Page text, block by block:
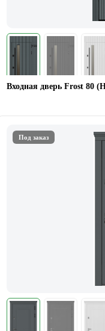
Входная дверь Frost 80
Под заказ